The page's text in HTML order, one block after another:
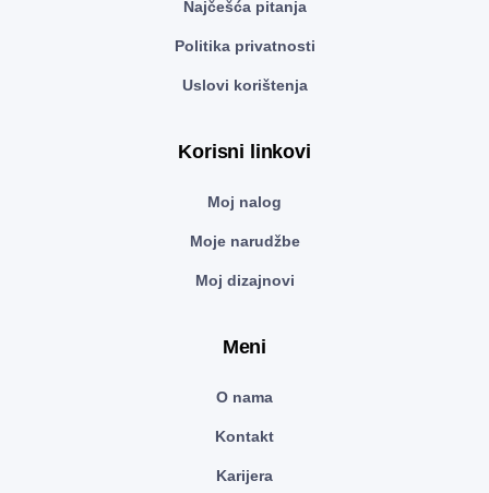
Najčešća pitanja
Politika privatnosti
Uslovi korištenja
Korisni linkovi
Moj nalog
Moje narudžbe
Moj dizajnovi
Meni
O nama
Kontakt
Karijera